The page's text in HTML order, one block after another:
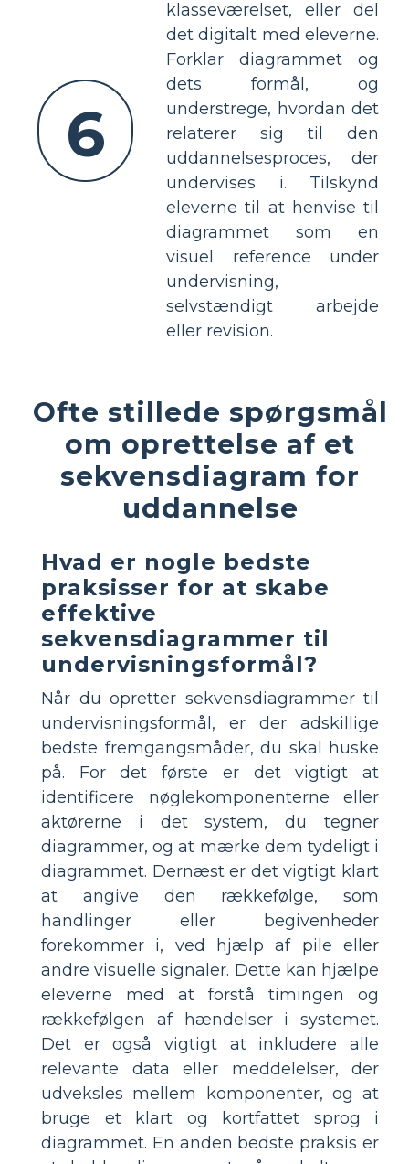
6
klasseværelset, eller del
det digitalt med eleverne.
Forklar diagrammet og
dets formål, og
understrege, hvordan det
relaterer sig til den
uddannelsesproces, der
undervises i. Tilskynd
eleverne til at henvise til
diagrammet som en
visuel reference under
undervisning,
selvstændigt arbejde
eller revision.
Ofte stillede spørgsmål
om oprettelse af et
sekvensdiagram for
uddannelse
Hvad er nogle bedste
praksisser for at skabe
effektive
sekvensdiagrammer til
undervisningsformål?
Når du opretter sekvensdiagrammer til
undervisningsformål, er der adskillige
bedste fremgangsmåder, du skal huske
på. For det første er det vigtigt at
identificere nøglekomponenterne eller
aktørerne i det system, du tegner
diagrammer, og at mærke dem tydeligt i
diagrammet. Dernæst er det vigtigt klart
at angive den rækkefølge, som
handlinger eller begivenheder
forekommer i, ved hjælp af pile eller
andre visuelle signaler. Dette kan hjælpe
eleverne med at forstå timingen og
rækkefølgen af hændelser i systemet.
Det er også vigtigt at inkludere alle
relevante data eller meddelelser, der
udveksles mellem komponenter, og at
bruge et klart og kortfattet sprog i
diagrammet. En anden bedste praksis er